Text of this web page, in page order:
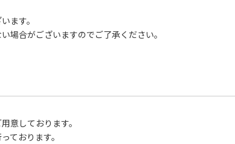
ます。
場合がございますのでご了承ください。
意しております。
ております。